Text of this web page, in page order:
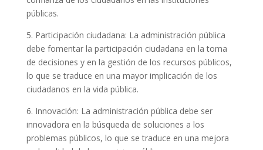
públicas.
5. Participación ciudadana: La administración pública
debe fomentar la participación ciudadana en la toma
de decisiones y en la gestión de los recursos públicos,
lo que se traduce en una mayor implicación de los
ciudadanos en la vida pública.
6. Innovación: La administración pública debe ser
innovadora en la búsqueda de soluciones a los
problemas públicos, lo que se traduce en una mejora